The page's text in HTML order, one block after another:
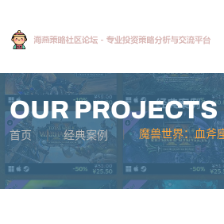
OUR PROJECTS
首页 经典案例 魔兽世界：血斧